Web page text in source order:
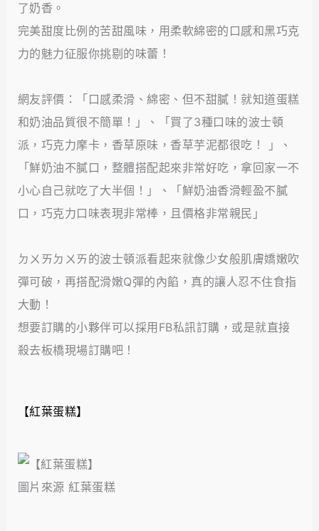
了奶香。
完美甜度比例的苦甜風味，用柔軟綿密的口感和黑巧克
力的魅力征服你挑剔的味蕾！
網友評價：「口感柔滑、綿密、但不甜膩！就知道蛋糕
和奶油品質很不簡單！」、「買了3種口味的波士頓
派，巧克力摩卡，香草原味，香草芋泥都很吃！ 」、
「鮮奶油不膩口，整體搭配起來非常好吃，拿回家一不
小心自己就吃了大半個！」、「鮮奶油香滑輕盈不膩
口，巧克力口味表現非常棒，且價格非常親民」
ㄉㄨㄞㄉㄨㄞ的波士頓派看起來就像少女般肌膚嬌嫩吹
彈可破，再搭配滑嫩Q彈的內餡，真的讓人忍不住食指
大動！
想要訂購的小夥伴可以採用FB私訊訂購，或是就直接
殺去板橋現場訂購吧！
【紅葉蛋糕】
圖片來源 紅葉蛋糕